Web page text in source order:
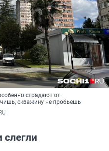
страдают от
скважину не пробьешь
слегли